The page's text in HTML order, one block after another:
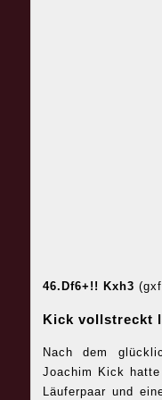
46.Df6+!! Kxh3
Kick vollstreckt
Nach dem
Joachim Kick
Läuferpaar und